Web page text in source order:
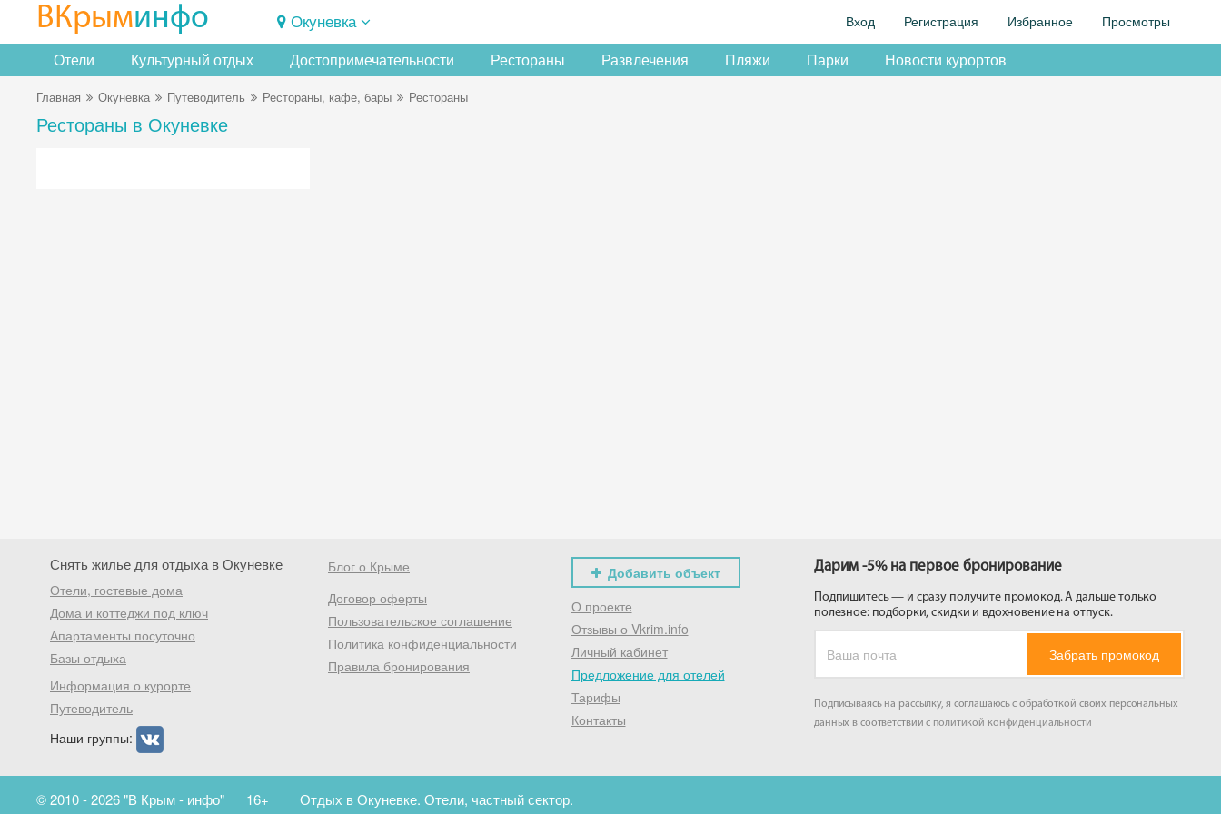
ВКрыминфо Окуневка Вход Регистрация Избранное Просмотры
Отели Культурный отдых Достопримечательности Рестораны Развлечения Пляжи Парки Новости курортов
Главная Окуневка Путеводитель Рестораны, кафе, бары Рестораны
Рестораны в Окуневке
Снять жилье для отдыха в Окуневке
Отели, гостевые дома
Дома и коттеджи под ключ
Апартаменты посуточно
Базы отдыха
Информация о курорте
Путеводитель
Наши группы:
Блог о Крыме
Договор оферты
Пользовательское соглашение
Политика конфиденциальности
Правила бронирования
Добавить объект
О проекте
Отзывы о Vkrim.info
Личный кабинет
Предложение для отелей
Тарифы
Контакты
Дарим -5% на первое бронирование
Подпишитесь — и сразу получите промокод. А дальше только
полезное: подборки, скидки и вдохновение на отпуск.
Забрать промокод
Подписываясь на рассылку, я соглашаюсь с обработкой своих персональных
данных в соответствии с политикой конфиденциальности
© 2010 - 2026 "В Крым - инфо" 16+ Отдых в Окуневке. Отели, частный сектор.